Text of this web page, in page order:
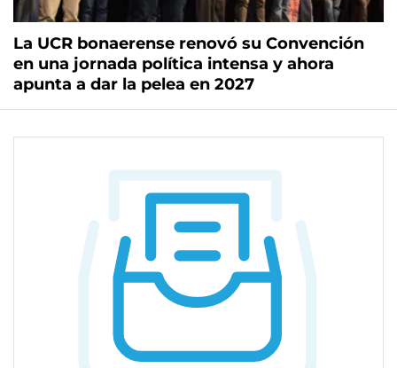
La UCR bonaerense renovó su Convención
en una jornada política intensa y ahora
apunta a dar la pelea en 2027